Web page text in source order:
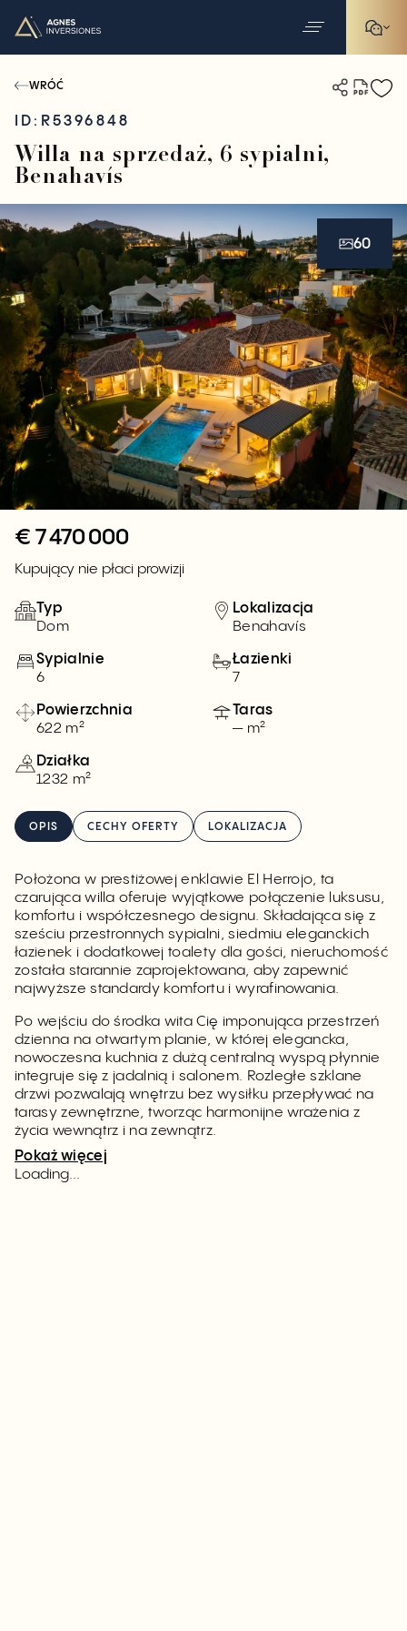
WRÓĆ
ID: R5396848
Willa na sprzedaż, 6 sypialni,
Benahavís
60
€ 7 470 000
Kupujący nie płaci prowizji
Typ
Dom
Lokalizacja
Benahavís
Sypialnie
6
Łazienki
7
Powierzchnia
622 m²
Taras
— m²
Działka
1232 m²
OPIS CECHY OFERTY LOKALIZACJA
Położona w prestiżowej enklawie El Herrojo, ta
czarująca willa oferuje wyjątkowe połączenie luksusu,
komfortu i współczesnego designu. Składająca się z
sześciu przestronnych sypialni, siedmiu eleganckich
łazienek i dodatkowej toalety dla gości, nieruchomość
została starannie zaprojektowana, aby zapewnić
najwyższe standardy komfortu i wyrafinowania.
Po wejściu do środka wita Cię imponująca przestrzeń
dzienna na otwartym planie, w której elegancka,
nowoczesna kuchnia z dużą centralną wyspą płynnie
integruje się z jadalnią i salonem. Rozległe szklane
drzwi pozwalają wnętrzu bez wysiłku przepływać na
tarasy zewnętrzne, tworząc harmonijne wrażenia z
życia wewnątrz i na zewnątrz.
Pokaż więcej
Loading...